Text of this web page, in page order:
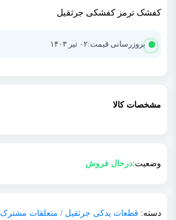
کفشک ترمز کفشکی جرثقیل
بروزرسانی قیمت:۰۲ تیر ۱۴۰۳
مشخصات کالا
وضعیت:درحال فروش
دسته: قطعات یدکی جرثقیل / متعلقات مشترک